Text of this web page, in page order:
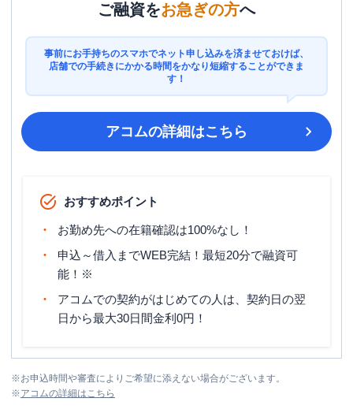
ご融資をお急ぎの方へ
事前にお手持ちのスマホでネット申し込みを済ませておけば、
店舗での手続きにかかる時間をかなり短縮することができま
す！
アコムの詳細はこちら
おすすめポイント
お勤め先への在籍確認は100%なし！
申込～借入までWEB完結！最短20分で融資可
能！※
アコムでの契約がはじめての人は、契約日の翌
日から最大30日間金利0円！
※お申込時間や審査によりご希望に添えない場合がございます。
※アコムの詳細はこちら